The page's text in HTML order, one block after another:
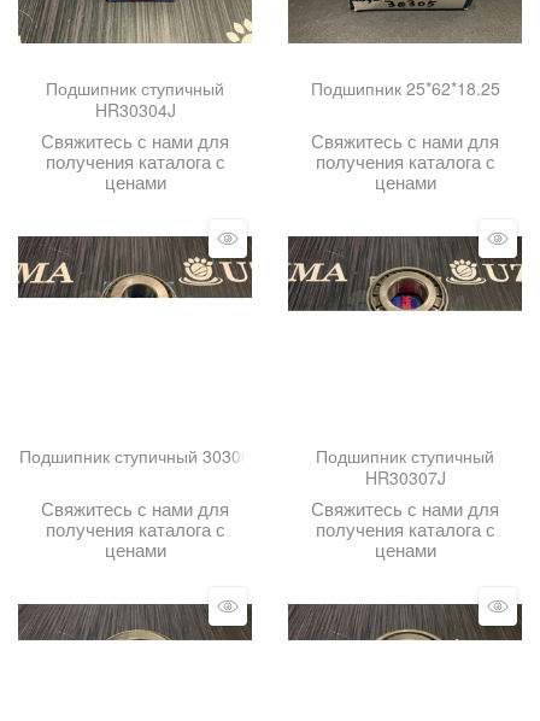
Подшипник ступичный
HR30304J
Свяжитесь с нами для
получения каталога с
ценами
Подшипник 25*62*18.25
Свяжитесь с нами для
получения каталога с
ценами
Подшипник ступичный 30306
Свяжитесь с нами для
получения каталога с
ценами
Подшипник ступичный
HR30307J
Свяжитесь с нами для
получения каталога с
ценами